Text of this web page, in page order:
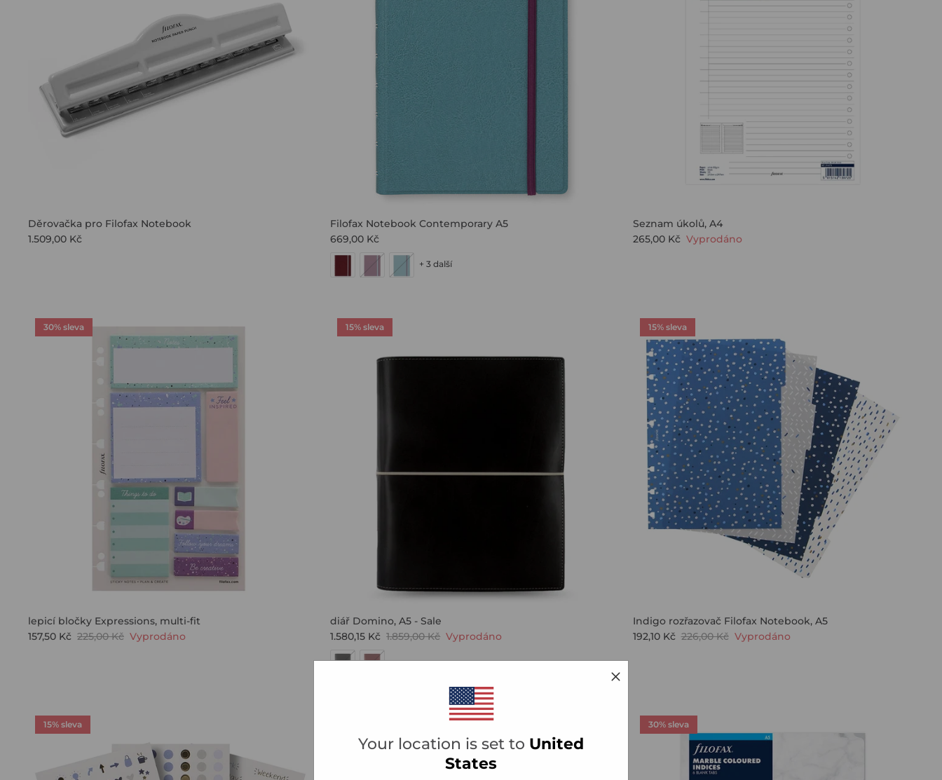
Your location is set to United
States
Děrovačka pro Filofax Notebook
1.509,00 Kč
Filofax Notebook Contemporary A5
669,00 Kč
+ 3 další
Seznam úkolů, A4
265,00 Kč Vyprodáno
30% sleva
lepicí bločky Expressions, multi-fit
157,50 Kč 225,00 Kč Vyprodáno
15% sleva
diář Domino, A5 - Sale
1.580,15 Kč 1.859,00 Kč Vyprodáno
15% sleva
Indigo rozřazovač Filofax Notebook, A5
192,10 Kč 226,00 Kč Vyprodáno
15% sleva 30% sleva
novinky a špeciálne ponuky, prihláste sa k